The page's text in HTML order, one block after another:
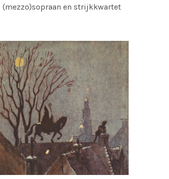
(mezzo)sopraan en strijkkwartet